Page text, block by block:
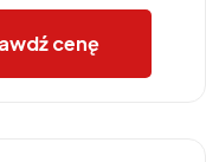
cenę